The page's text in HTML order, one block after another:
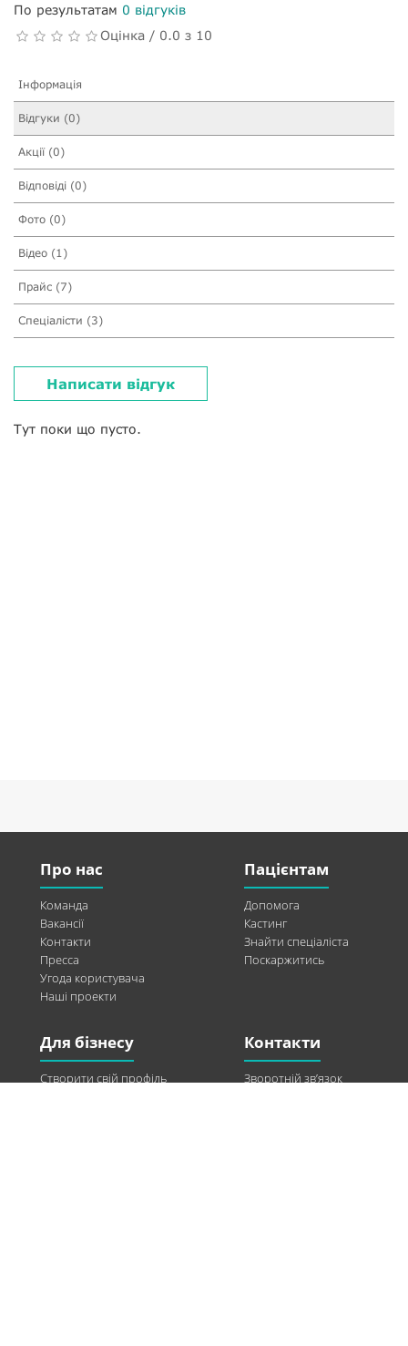
По результатам 0 відгуків
Оцінка / 0.0 з 10
Інформація
Відгуки (0)
Акції (0)
Відповіді (0)
Фото (0)
Відео (1)
Прайс (7)
Спеціалісти (3)
Написати відгук
Тут поки що пусто.
Про нас
Команда
Вакансії
Контакти
Пресса
Угода користувача
Наші проекти
Пацієнтам
Допомога
Кастинг
Знайти спеціаліста
Поскаржитись
Для бізнесу
Створити свій профіль
Контакти
Зворотній зв’язок